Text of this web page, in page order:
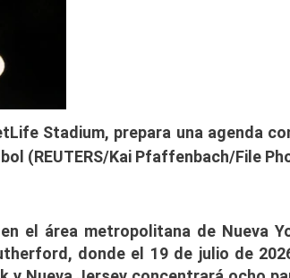
Stadium, prepara una agenda
(REUTERS/Kai Pfaffenbach/File
el área metropolitana de Nueva
donde el 19 de julio de